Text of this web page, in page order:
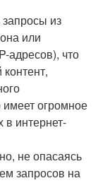
из
или
адресов), что
огромное
в интернет-
не опасаясь
запросов на